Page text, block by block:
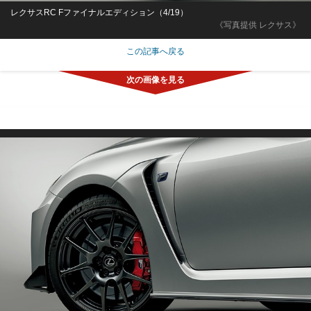
《写真提供 レクサス》
レクサスRC Fファイナルエディション（4/19）
この記事へ戻る